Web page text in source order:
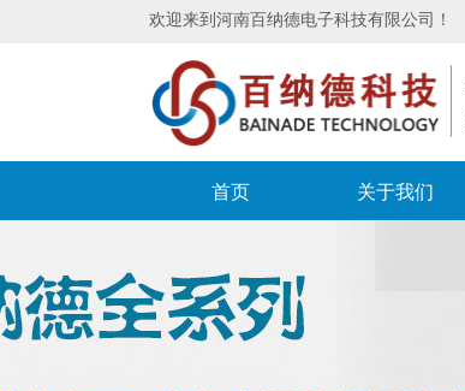
欢迎来到河南百纳德电子科技有限公司！
首页 关于我们